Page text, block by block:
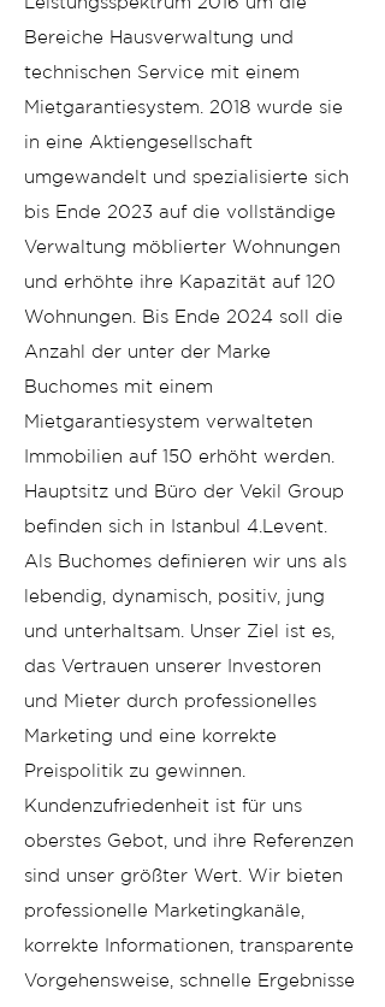
Bereiche Hausverwaltung und
technischen Service mit einem
Mietgarantiesystem. 2018 wurde sie
in eine Aktiengesellschaft
umgewandelt und spezialisierte sich
bis Ende 2023 auf die vollständige
Verwaltung möblierter Wohnungen
und erhöhte ihre Kapazität auf 120
Wohnungen. Bis Ende 2024 soll die
Anzahl der unter der Marke
Buchomes mit einem
Mietgarantiesystem verwalteten
Immobilien auf 150 erhöht werden.
Hauptsitz und Büro der Vekil Group
befinden sich in Istanbul 4.Levent.
Als Buchomes definieren wir uns als
lebendig, dynamisch, positiv, jung
und unterhaltsam. Unser Ziel ist es,
das Vertrauen unserer Investoren
und Mieter durch professionelles
Marketing und eine korrekte
Preispolitik zu gewinnen.
Kundenzufriedenheit ist für uns
oberstes Gebot, und ihre Referenzen
sind unser größter Wert. Wir bieten
professionelle Marketingkanäle,
korrekte Informationen, transparente
Vorgehensweise, schnelle Ergebnisse